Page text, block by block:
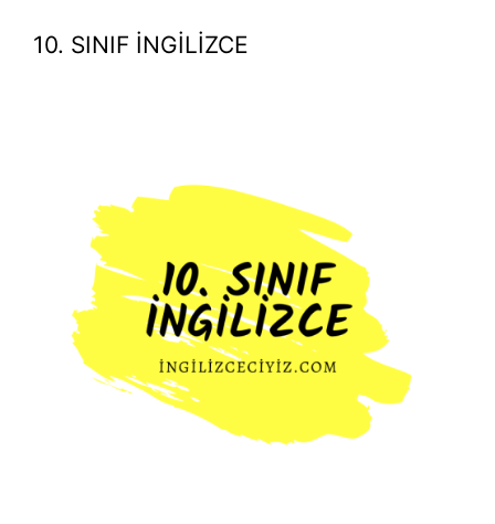
10. SINIF İNGİLİZCE